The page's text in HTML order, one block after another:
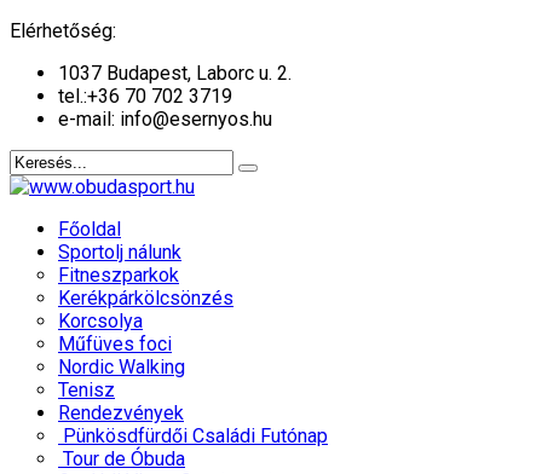
Elérhetőség:
1037 Budapest, Laborc u. 2.
tel.:+36 70 702 3719
e-mail: info@esernyos.hu
Főoldal
Sportolj nálunk
Fitneszparkok
Kerékpárkölcsönzés
Korcsolya
Műfüves foci
Nordic Walking
Tenisz
Rendezvények
Pünkösdfürdői Családi Futónap
Tour de Óbuda
év
hónap
év
hónap